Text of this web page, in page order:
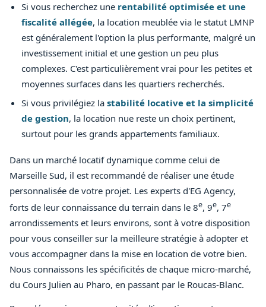
Si vous recherchez une rentabilité optimisée et une
fiscalité allégée, la location meublée via le statut LMNP
est généralement l'option la plus performante, malgré un
investissement initial et une gestion un peu plus
complexes. C'est particulièrement vrai pour les petites et
moyennes surfaces dans les quartiers recherchés.
Si vous privilégiez la stabilité locative et la simplicité
de gestion, la location nue reste un choix pertinent,
surtout pour les grands appartements familiaux.
Dans un marché locatif dynamique comme celui de
Marseille Sud, il est recommandé de réaliser une étude
personnalisée de votre projet. Les experts d'EG Agency,
forts de leur connaissance du terrain dans le 8e, 9e, 7e
arrondissements et leurs environs, sont à votre disposition
pour vous conseiller sur la meilleure stratégie à adopter et
vous accompagner dans la mise en location de votre bien.
Nous connaissons les spécificités de chaque micro-marché,
du Cours Julien au Pharo, en passant par le Roucas-Blanc.